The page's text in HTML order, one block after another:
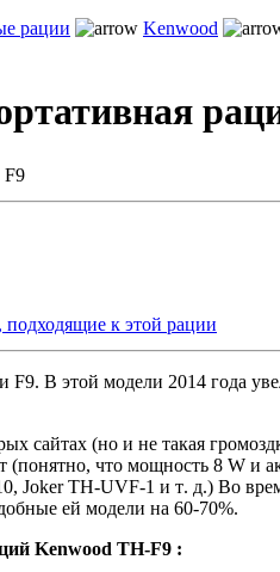
рации Kenwood
F9
к этой рации
В этой модели 2014 года
сайтах (но и не такая
(понятно, что мощность 8 W
Joker TH-UVF-1 и т. д.) Во
ей модели на 60-70%.
Kenwood TH-F9 :